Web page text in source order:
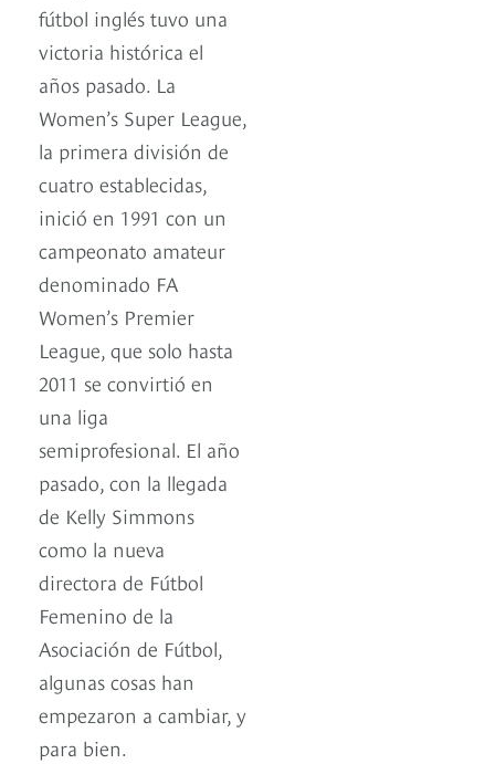
fútbol inglés tuvo una
victoria histórica el
años pasado. La
Women’s Super League,
la primera división de
cuatro establecidas,
inició en 1991 con un
campeonato amateur
denominado FA
Women’s Premier
League, que solo hasta
2011 se convirtió en
una liga
semiprofesional. El año
pasado, con la llegada
de Kelly Simmons
como la nueva
directora de Fútbol
Femenino de la
Asociación de Fútbol,
algunas cosas han
empezaron a cambiar, y
para bien.